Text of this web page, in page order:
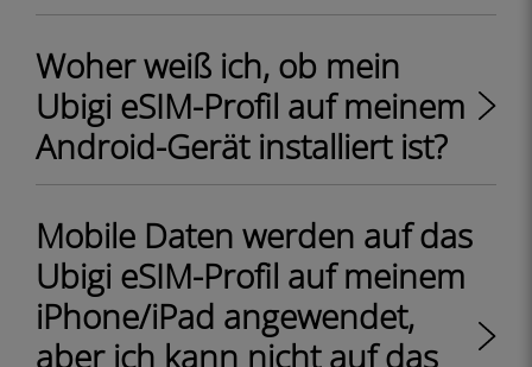
Woher weiß ich, ob mein
Ubigi eSIM-Profil auf meinem
Android-Gerät installiert ist?
Mobile Daten werden auf das
Ubigi eSIM-Profil auf meinem
iPhone/iPad angewendet,
aber ich kann nicht auf das